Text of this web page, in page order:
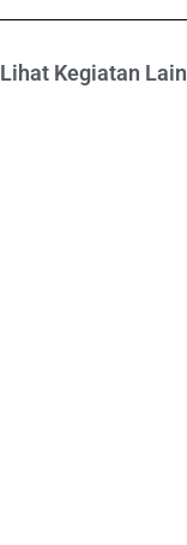
Lihat Kegiatan Lain